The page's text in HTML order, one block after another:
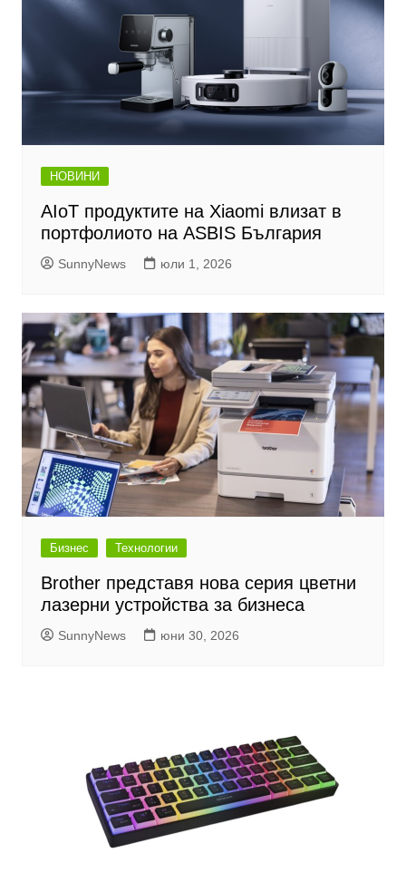
НОВИНИ
AIoT продуктите на Xiaomi влизат в
портфолиото на ASBIS България
SunnyNews юли 1, 2026
Бизнес Технологии
Brother представя нова серия цветни
лазерни устройства за бизнеса
SunnyNews юни 30, 2026